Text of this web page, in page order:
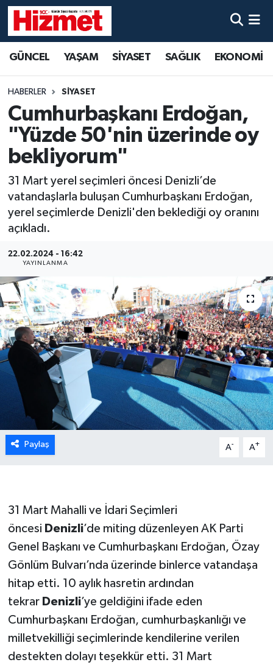
GÜNCEL YAŞAM SİYASET SAĞLIK EKONOMİ
HABERLER SİYASET
Cumhurbaşkanı Erdoğan,
"Yüzde 50'nin üzerinde oy
bekliyorum"
31 Mart yerel seçimleri öncesi Denizli’de
vatandaşlarla buluşan Cumhurbaşkanı Erdoğan,
yerel seçimlerde Denizli'den beklediği oy oranını
açıkladı.
22.02.2024 - 16:42
YAYINLANMA
Paylaş A- A+
31 Mart Mahalli ve İdari Seçimleri
öncesi Denizli’de miting düzenleyen AK Parti
Genel Başkanı ve Cumhurbaşkanı Erdoğan, Özay
Gönlüm Bulvarı’nda üzerinde binlerce vatandaşa
hitap etti. 10 aylık hasretin ardından
tekrar Denizli’ye geldiğini ifade eden
Cumhurbaşkanı Erdoğan, cumhurbaşkanlığı ve
milletvekilliği seçimlerinde kendilerine verilen
destekten dolayı teşekkür etti. 31 Mart
YAŞAM
SİYASET
SAĞLIK
EKONOMİ
KÜLTÜR SANAT
SPOR
MAGAZİN
ÖZEL HABER
DTO
RESMİ REKLAM
Denizli Hava Durumu
Denizli Trafik Yoğunluk Haritası
Süper Lig Puan Durumu ve Fikstür
Tüm Manşetler
Son Dakika Haberleri
Haber Arşivi